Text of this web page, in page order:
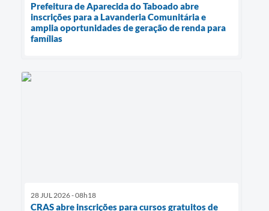
Prefeitura de Aparecida do Taboado abre
inscrições para a Lavanderia Comunitária e
amplia oportunidades de geração de renda para
famílias
28 JUL 2026 - 08h18
CRAS abre inscrições para cursos gratuitos de